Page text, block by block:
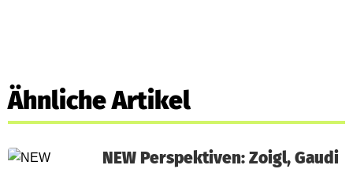
Ähnliche Artikel
NEW Perspektiven: Zoigl, Gaudi